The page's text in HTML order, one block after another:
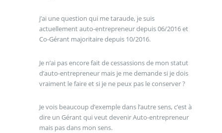
j’ai une question qui me taraude, je suis
actuellement auto-entrepreneur depuis 06/2016 et
Co-Gérant majoritaire depuis 10/2016.
Je n’ai pas encore fait de cessassions de mon statut
d’auto-entrepreneur mais je me demande si je dois
vraiment le faire et si je ne peux pas le conserver ?
Je vois beaucoup d’exemple dans l’autre sens, c’est à
dire un Gérant qui veut devenir Auto-entrepreneur
mais pas dans mon sens.